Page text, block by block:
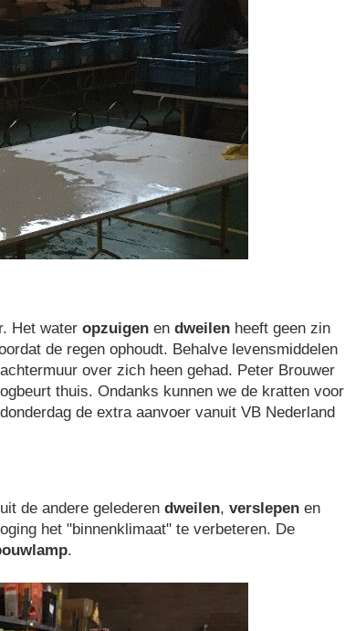
Het water opzuigen en dweilen heeft geen zin
de regen ophoudt. Behalve levensmiddelen
over zich heen gehad. Peter Brouwer
thuis. Ondanks kunnen we de kratten voor
de extra aanvoer vanuit VB Nederland
de andere gelederen dweilen, verslepen en
het "binnenklimaat" te verbeteren. De
.